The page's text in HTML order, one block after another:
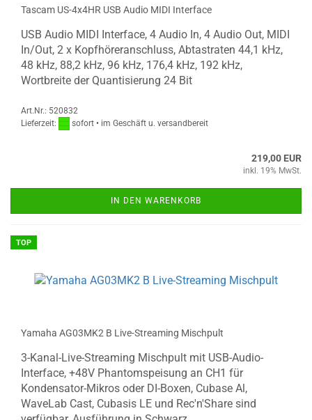
Tascam US-4x4HR USB Audio MIDI Interface
USB Audio MIDI Interface, 4 Audio In, 4 Audio Out, MIDI
In/Out, 2 x Kopfhöreranschluss, Abtastraten 44,1 kHz,
48 kHz, 88,2 kHz, 96 kHz, 176,4 kHz, 192 kHz,
Wortbreite der Quantisierung 24 Bit
Art.Nr.: 520832
Lieferzeit:
sofort • im Geschäft u. versandbereit
219,00 EUR
inkl. 19% MwSt.
IN DEN WARENKORB
TOP
Yamaha AG03MK2 B Live-Streaming Mischpult
3-Kanal-Live-Streaming Mischpult mit USB-Audio-
Interface, +48V Phantomspeisung an CH1 für
Kondensator-Mikros oder DI-Boxen, Cubase Al,
WaveLab Cast, Cubasis LE und Rec'n'Share sind